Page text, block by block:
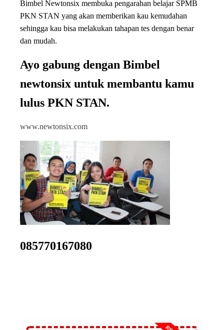
Bimbel Newtonsix membuka pengarahan belajar SPMB
PKN STAN yang akan memberikan kau kemudahan
sehingga kau bisa melakukan tahapan tes dengan benar
dan mudah.
Ayo gabung dengan Bimbel
newtonsix untuk membantu kamu
lulus PKN STAN.
www.newtonsix.com
085770167080